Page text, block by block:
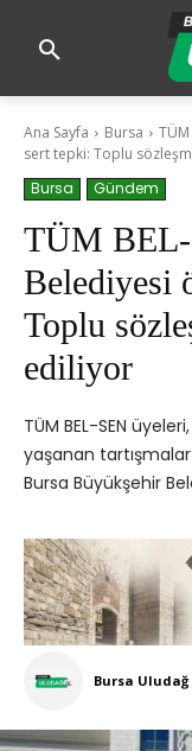
Ana Sayfa Bursa
sert tepki: Toplu
Bursa
Gündem
TÜM BEL-
Belediyesi
Toplu
ediliyor
TÜM BEL-SEN
yaşanan
Bursa Büyükşehir
Bursa Uludağ